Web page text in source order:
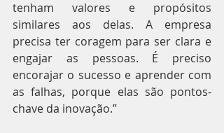
tenham valores e propósitos
similares aos delas. A empresa
precisa ter coragem para ser clara e
engajar as pessoas. É preciso
encorajar o sucesso e aprender com
as falhas, porque elas são pontos-
chave da inovação.”